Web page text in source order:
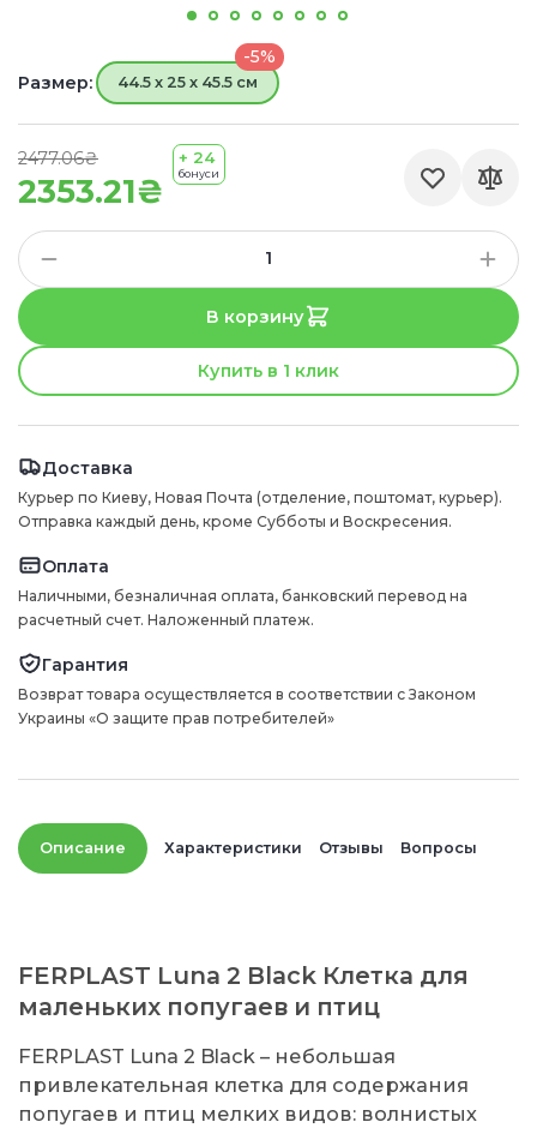
2353.21₴
2477.06₴ + 24
бонуси
Размер:
-5%
44.5 х 25 х 45.5 см
В корзину
Купить в 1 клик
Доставка
Курьер по Киеву, Новая Почта (отделение, поштомат, курьер).
Отправка каждый день, кроме Субботы и Воскресения.
Оплата
Наличными, безналичная оплата, банковский перевод на
расчетный счет. Наложенный платеж.
Гарантия
Возврат товара осуществляется в соответствии с Законом
Украины «О защите прав потребителей»
Описание Характеристики Отзывы Вопросы
FERPLAST Luna 2 Black Клетка для
маленьких попугаев и птиц
FERPLAST Luna 2 Black – небольшая
привлекательная клетка для содержания
попугаев и птиц мелких видов: волнистых